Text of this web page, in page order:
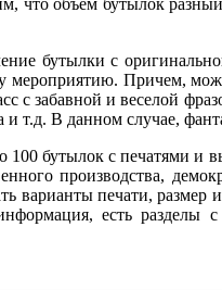
что объем бутылок
бутылки с
мероприятию. Причем,
с забавной и веселой
т.д. В данном случае,
бутылок с печатями и
производства,
варианты печати, размер
есть разделы